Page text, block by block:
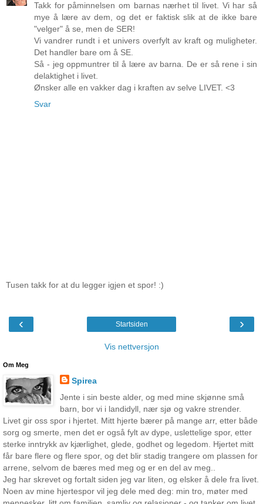
Takk for påminnelsen om barnas nærhet til livet. Vi har så
mye å lære av dem, og det er faktisk slik at de ikke bare
"velger" å se, men de SER!
Vi vandrer rundt i et univers overfylt av kraft og muligheter.
Det handler bare om å SE.
Så - jeg oppmuntrer til å lære av barna. De er så rene i sin
delaktighet i livet.
Ønsker alle en vakker dag i kraften av selve LIVET. <3
Svar
Tusen takk for at du legger igjen et spor! :)
‹ ›
Startsiden
Vis nettversjon
Om Meg
Spirea
Jente i sin beste alder, og med mine skjønne små
barn, bor vi i landidyll, nær sjø og vakre strender.
Livet gir oss spor i hjertet. Mitt hjerte bærer på mange arr, etter både
sorg og smerte, men det er også fylt av dype, uslettelige spor, etter
sterke inntrykk av kjærlighet, glede, godhet og legedom. Hjertet mitt
får bare flere og flere spor, og det blir stadig trangere om plassen for
arrene, selvom de bæres med meg og er en del av meg..
Jeg har skrevet og fortalt siden jeg var liten, og elsker å dele fra livet.
Noen av mine hjertespor vil jeg dele med deg: min tro, møter med